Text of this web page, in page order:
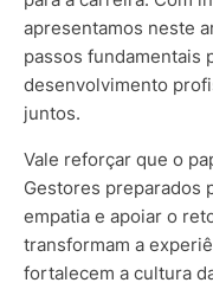
apresentamos neste
passos fundamentais
desenvolvimento
juntos.
Vale reforçar que o
Gestores preparados
empatia e apoiar o
transformam a
fortalecem a cultura